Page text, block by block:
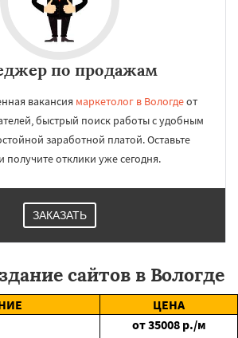
по продажам
вакансия маркетолог в Вологдеот
быстрый поиск работы с удобным
заработной платой. Оставьте
получите отклики уже сегодня.
ЗАКАЗАТЬ
сайтов в Вологде
ЦЕНА
от35008 р./м